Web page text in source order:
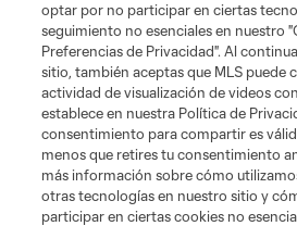
Acerca de MLS
Social
Tienda
optar por no participar en ciertas
seguimiento no esenciales en nuestro
Preferencias de Privacidad". Al
sitio, también aceptas que MLS puede
actividad de visualización de videos
establece en nuestra Política de
consentimiento para compartir es
menos que retires tu consentimiento
más información sobre cómo
otras tecnologías en nuestro sitio y
participar en ciertas cookies no